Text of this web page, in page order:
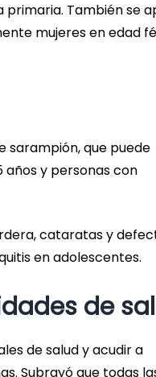
primaria. También se
mujeres en edad
sarampión, que puede
y personas con
cataratas y
en adolescentes.
de
de salud y acudir a
Subrayó que todas